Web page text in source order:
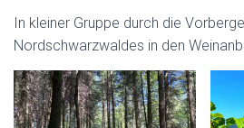
In kleiner Gruppe durch die
Nordschwarzwaldes in den